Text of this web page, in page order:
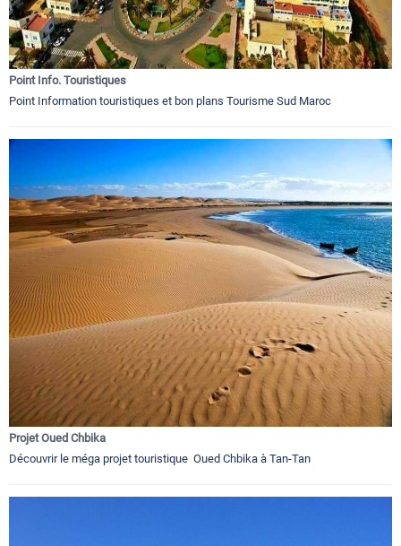
Point Info. Touristiques
Point Information touristiques et bon plans Tourisme Sud Maroc
Projet Oued Chbika
Découvrir le méga projet touristique Oued Chbika à Tan-Tan